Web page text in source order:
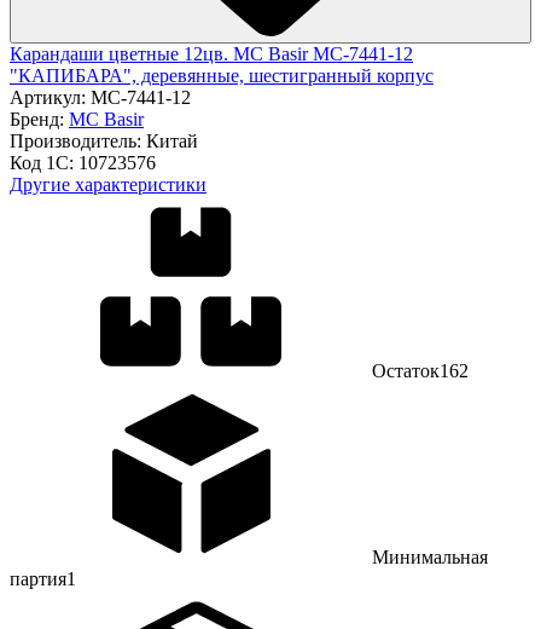
Карандаши цветные 12цв. MC Basir МС-7441-12
"КАПИБАРА", деревянные, шестигранный корпус
Артикул: МС-7441-12
Бренд: MC Basir
Производитель: Китай
Код 1С: 10723576
Другие характеристики
Остаток162
Минимальная
партия1